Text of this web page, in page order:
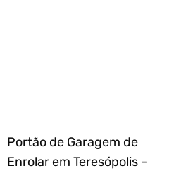
Portão de Garagem de
Enrolar em Teresópolis –